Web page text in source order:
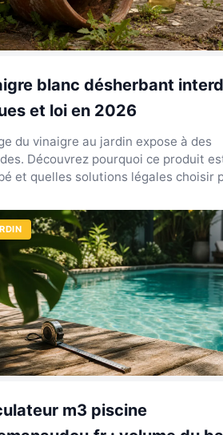
blanc désherbant
et loi en 2026
du vinaigre au jardin expose à des
Découvrez pourquoi ce produit
et quelles solutions légales choisir
m3 piscine